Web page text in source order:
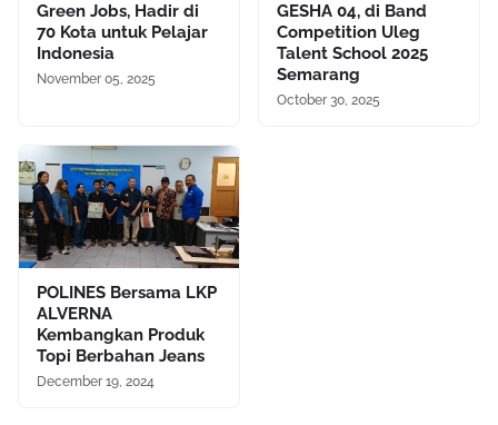
Green Jobs, Hadir di
70 Kota untuk Pelajar
Indonesia
November 05, 2025
GESHA 04, di Band
Competition Uleg
Talent School 2025
Semarang
October 30, 2025
POLINES Bersama LKP
ALVERNA
Kembangkan Produk
Topi Berbahan Jeans
December 19, 2024